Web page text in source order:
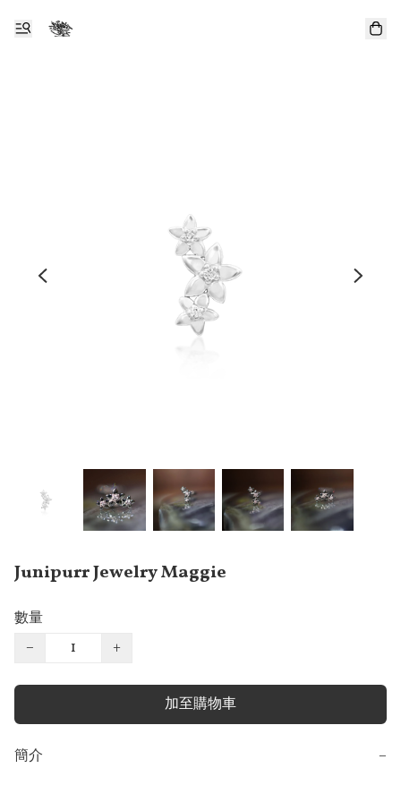
Junipurr Jewelry Maggie
數量
−
+
加至購物車
簡介
−